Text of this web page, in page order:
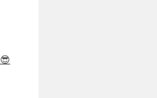
😎